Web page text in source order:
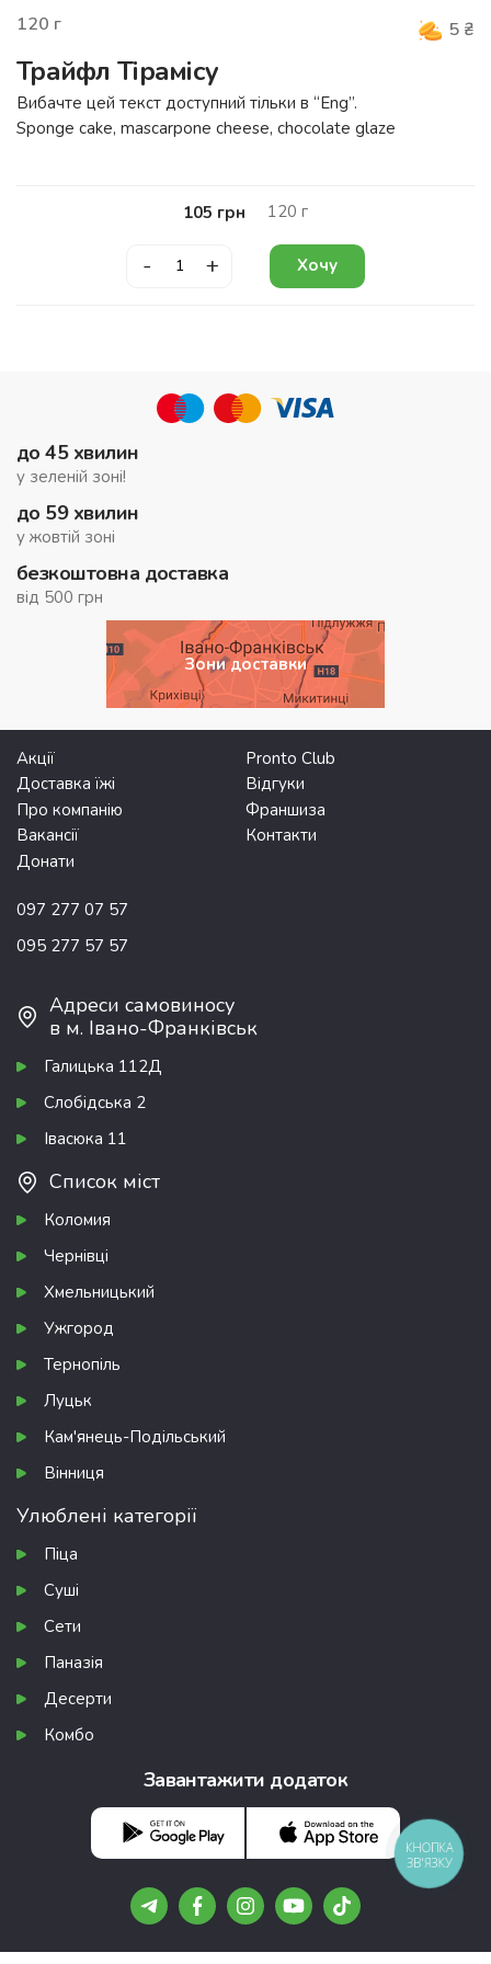
120 г 5 ₴
Трайфл Тірамісу
Вибачте цей текст доступний тільки в “Eng”.
Sponge cake, mascarpone cheese, chocolate glaze
105 грн 120 г
- + Хочу
до 45 хвилин
у зеленій зоні!
до 59 хвилин
у жовтій зоні
безкоштовна доставка
від 500 грн
Зони доставки
Акції
Pronto Club
Доставка їжі
Відгуки
Про компанію
Франшиза
Вакансії
Контакти
Донати
097 277 07 57
095 277 57 57
Адреси самовиносу
в м. Івано-Франківськ
Галицька 112Д
Слобідська 2
Івасюка 11
Список міст
Коломия
Чернівці
Хмельницький
Ужгород
Тернопіль
Луцьк
Кам'янець-Подільський
Вінниця
Улюблені категорії
Піца
Суші
Сети
Паназія
Десерти
Комбо
Завантажити додаток
КНОПКА
ЗВ'ЯЗКУ